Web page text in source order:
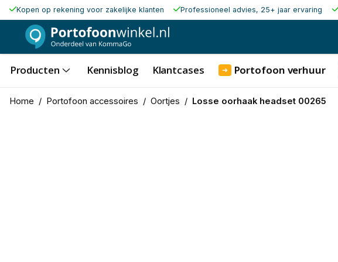
Kopen op rekening voor zakelijke klanten Professioneel advies, 25+ jaar ervaring
Producten Kennisblog Klantcases ➜ Portofoon verhuur
Home / Portofoon accessoires / Oortjes / Losse oorhaak headset 00265